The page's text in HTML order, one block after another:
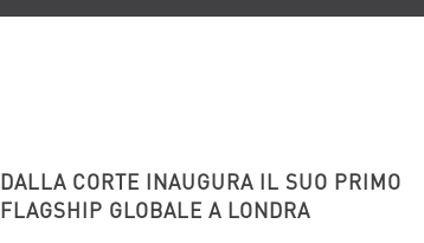
DALLA CORTE INAUGURA IL SUO PRIMO
FLAGSHIP GLOBALE A LONDRA